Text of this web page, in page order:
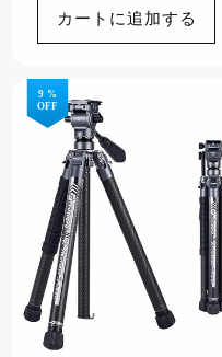
価
格
カートに追加する
9 %
OFF